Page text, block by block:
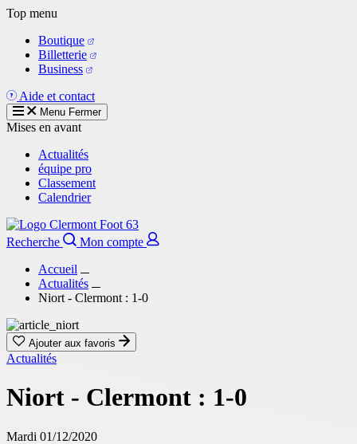
Aller
contenu
principal
Top menu
Boutique
Billetterie
Business
Aide et contact
Menu Fermer
Mises en avant
Actualités
équipe pro
Classement
Calendrier
Recherche
Mon compte
Accueil
Actualités
Niort - Clermont : 1-0
Ajouter aux favoris
Actualités
Niort - Clermont : 1-0
Mardi 01/12/2020